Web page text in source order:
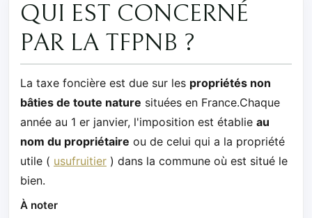
QUI EST CONCERNÉ
PAR LA TFPNB ?
La taxe foncière est due sur les propriétés non
bâties de toute nature situées en France.Chaque
année au 1 er janvier, l'imposition est établie au
nom du propriétaire ou de celui qui a la propriété
utile ( usufruitier ) dans la commune où est situé le
bien.
À noter